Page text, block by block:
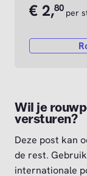
€ 2,80 per
Wil je
versturen?
Deze post kan
de rest.
internationale